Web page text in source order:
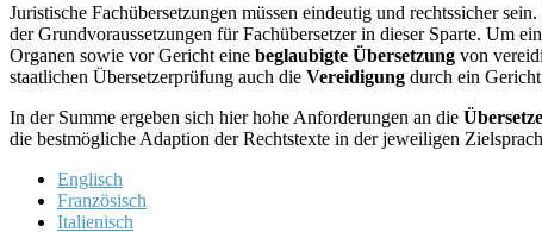
Juristische Fachübersetzungen müssen eindeutig und rechtssicher
der Grundvoraussetzungen für Fachübersetzer in dieser Sparte. Um
Organen sowie vor Gericht eine beglaubigte Übersetzung von
staatlichen Übersetzerprüfung auch die Vereidigung durch ein
In der Summe ergeben sich hier hohe Anforderungen an die
die bestmögliche Adaption der Rechtstexte in der jeweiligen
Englisch
Französisch
Italienisch